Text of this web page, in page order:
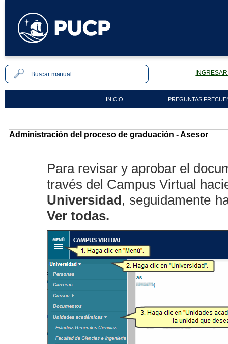
INICIO PREGUNTAS
Administración del proceso de graduación - Asesor
Para revisar y aprobar el
través del Campus Virtual
Universidad, seguidamente
Ver todas.